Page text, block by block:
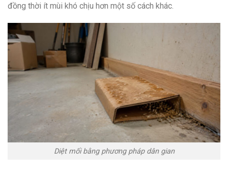
đồng thời ít mùi khó chịu hơn một số cách khác.
Diệt mối bằng phương pháp dân gian